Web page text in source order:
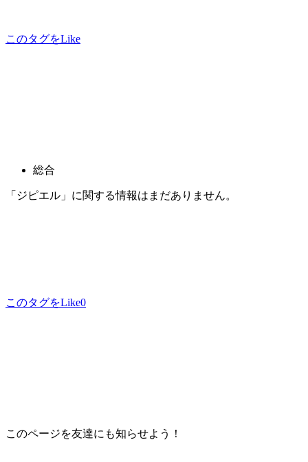
このタグをLike
総合
「ジピエル」に関する情報はまだありません。
このタグをLike0
このページを友達にも知らせよう！